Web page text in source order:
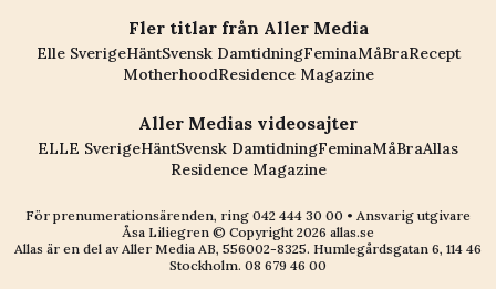
Fler titlar från Aller Media
Elle SverigeHäntSvensk DamtidningFeminaMåBraRecept
MotherhoodResidence Magazine
Aller Medias videosajter
ELLE SverigeHäntSvensk DamtidningFeminaMåBraAllas
Residence Magazine
För prenumerationsärenden, ring 042 444 30 00 • Ansvarig utgivare
Åsa Liliegren © Copyright2026 allas.se
Allas är en del av Aller Media AB, 556002-8325. Humlegårdsgatan 6, 114 46
Stockholm. 08 679 46 00